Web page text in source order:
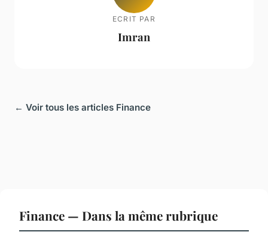
ECRIT PAR
Imran
← Voir tous les articles Finance
Finance — Dans la même rubrique